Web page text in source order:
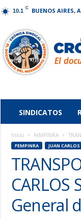
10.1 C BUENOS AIRES,
Sindical
SINDICATOS
Inicio FeMPINRA
FEMPINRA JUAN
General